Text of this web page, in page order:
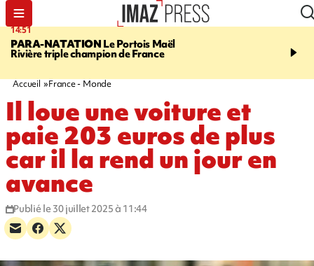
14:51
PARA-NATATION Le Portois Maël
Rivière triple champion de France
17:12
s'envolent pour
Accueil France - Monde
Il loue une voiture et
paie 203 euros de plus
car il la rend un jour en
avance
Publié le 30 juillet 2025 à 11:44